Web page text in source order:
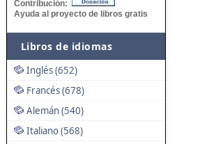
Contribución:
Ayuda al proyecto de libros gratis
Libros de idiomas
Inglés (652)
Francés (678)
Alemán (540)
Italiano (568)